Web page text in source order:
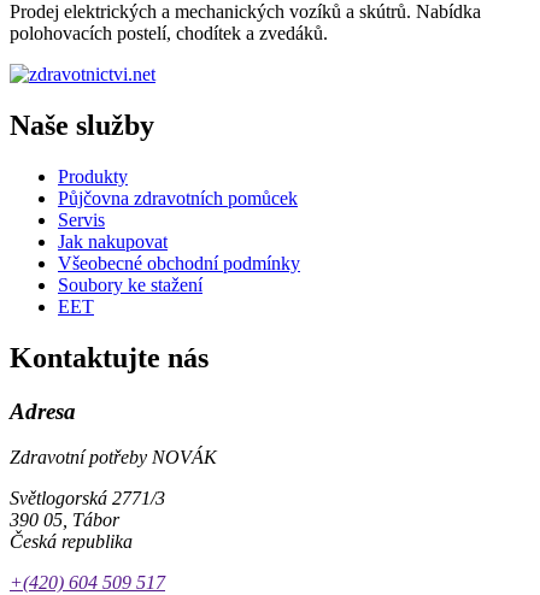
Prodej elektrických a mechanických vozíků a skútrů. Nabídka
polohovacích postelí, chodítek a zvedáků.
Naše služby
Produkty
Půjčovna zdravotních pomůcek
Servis
Jak nakupovat
Všeobecné obchodní podmínky
Soubory ke stažení
EET
Kontaktujte nás
Adresa
Zdravotní potřeby NOVÁK
Světlogorská 2771/3
390 05, Tábor
Česká republika
+(420) 604 509 517